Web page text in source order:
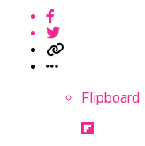
Flipboard